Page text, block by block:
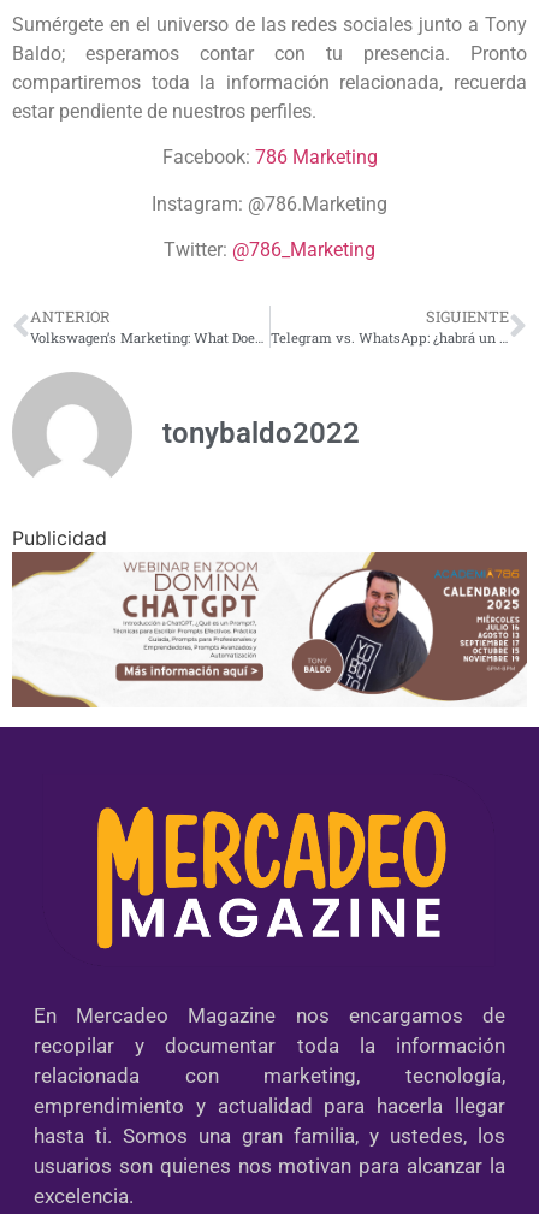
Sumérgete en el universo de las redes sociales junto a Tony
Baldo; esperamos contar con tu presencia. Pronto
compartiremos toda la información relacionada, recuerda
estar pendiente de nuestros perfiles.
Facebook: 786 Marketing
Instagram: @786.Marketing
Twitter: @786_Marketing
ANTERIOR
Volkswagen’s Marketing: What Does It Have to Teach Us?
SIGUIENTE
Telegram vs. WhatsApp: ¿habrá un ganador?
tonybaldo2022
Publicidad
En Mercadeo Magazine nos encargamos de
recopilar y documentar toda la información
relacionada con marketing, tecnología,
emprendimiento y actualidad para hacerla llegar
hasta ti. Somos una gran familia, y ustedes, los
usuarios son quienes nos motivan para alcanzar la
excelencia.